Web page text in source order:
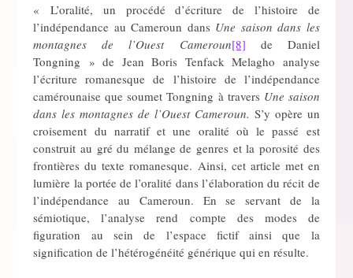
« L’oralité, un procédé d’écriture de l’histoire de
l’indépendance au Cameroun dans Une saison dans les
montagnes de l’Ouest Cameroun[8] de Daniel
Tongning » de Jean Boris Tenfack Melagho analyse
l’écriture romanesque de l’histoire de l’indépendance
camérounaise que soumet Tongning à travers Une saison
dans les montagnes de l’Ouest Cameroun. S’y opère un
croisement du narratif et une oralité où le passé est
construit au gré du mélange de genres et la porosité des
frontières du texte romanesque. Ainsi, cet article met en
lumière la portée de l’oralité dans l’élaboration du récit de
l’indépendance au Cameroun. En se servant de la
sémiotique, l’analyse rend compte des modes de
figuration au sein de l’espace fictif ainsi que la
signification de l’hétérogénéité générique qui en résulte.